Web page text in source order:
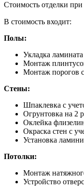
Cтоимость отделки
В стоимость входит:
Полы:
Укладка
Монтаж
Монтаж порогов
Стены:
Шпаклевка с
Огрунтовка на 2
Оклейка
Окраска стен с
Установка
Потолки:
Монтаж
Устройство